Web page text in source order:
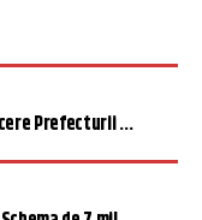
cere Prefecturii ...